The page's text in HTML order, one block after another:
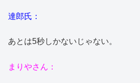
達郎氏：
あとは5秒しかないじゃない。
まりやさん：